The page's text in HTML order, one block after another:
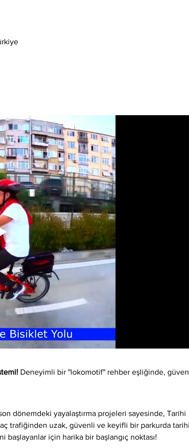
Deneyimli bir "lokomotif" rehber eşliğinde,
dönemdeki yayalaştırma projeleri sayesinde, Tarihi
trafiğinden uzak, güvenli ve keyifli bir parkurda tarihi
başlayanlar için harika bir başlangıç noktası!